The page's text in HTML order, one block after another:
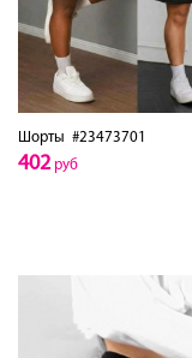
Шорты #23473701
402руб